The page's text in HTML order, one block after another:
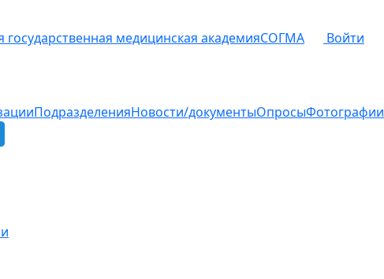
государственная медицинская академияСОГМА Войти
ПодразделенияНовости/документыОпросыФотографии